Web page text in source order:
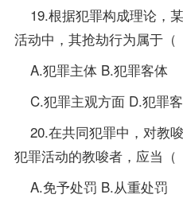
19.根据犯罪构成理论，
活动中，其抢劫行为属
A.犯罪主体 B.犯罪客体
C.犯罪主观方面 D.犯罪
20.在共同犯罪中，对教
犯罪活动的教唆者，应
A.免予处罚 B.从重处罚